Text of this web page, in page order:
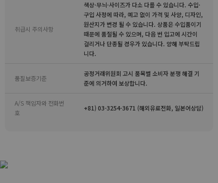
취급시 주의사항
색상·무늬·사이즈가 다소 다를 수 있습니다. 수입·
구입 사정에 따라, 예고 없이 가격 및 사양, 디자인,
원산지가 변경 될 수 있습니다. 상품은 수입품이기
때문에 품절될 수 있으며, 다음 번 입고에 시간이
걸리거나 단종될 경우가 있습니다. 양해 부탁드립
니다.
품질보증기준
공정거래위원회 고시 품목별 소비자 분쟁 해결 기
준에 의거하여 보상합니다.
A/S 책임자와 전화번
호
+81) 03-3254-3671 (해외유료전화, 일본어상담)